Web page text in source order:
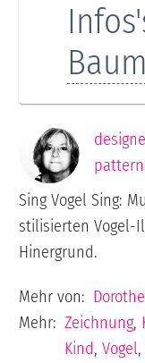
Sing Vogel Sing:
stilisierten Vogel-
Hinergrund.
Mehr von:
Mehr: Zeichnung,
Kind,Vogel